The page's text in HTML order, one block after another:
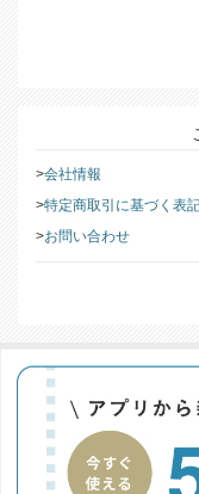
会社情報
特定商取引に基づく表
お問い合わせ